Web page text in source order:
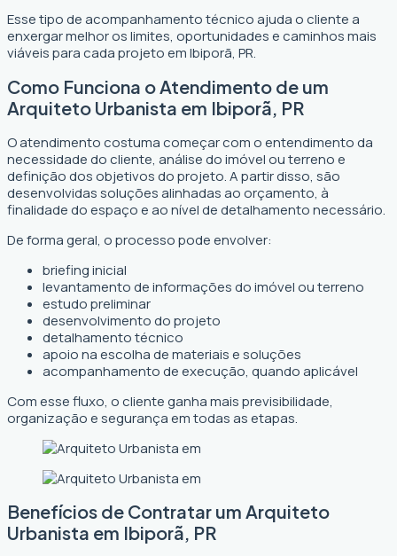
Esse tipo de acompanhamento técnico ajuda o cliente a
enxergar melhor os limites, oportunidades e caminhos mais
viáveis para cada projeto em Ibiporã, PR.
Como Funciona o Atendimento de um
Arquiteto Urbanista em Ibiporã, PR
O atendimento costuma começar com o entendimento da
necessidade do cliente, análise do imóvel ou terreno e
definição dos objetivos do projeto. A partir disso, são
desenvolvidas soluções alinhadas ao orçamento, à
finalidade do espaço e ao nível de detalhamento necessário.
De forma geral, o processo pode envolver:
briefing inicial
levantamento de informações do imóvel ou terreno
estudo preliminar
desenvolvimento do projeto
detalhamento técnico
apoio na escolha de materiais e soluções
acompanhamento de execução, quando aplicável
Com esse fluxo, o cliente ganha mais previsibilidade,
organização e segurança em todas as etapas.
Benefícios de Contratar um Arquiteto
Urbanista em Ibiporã, PR